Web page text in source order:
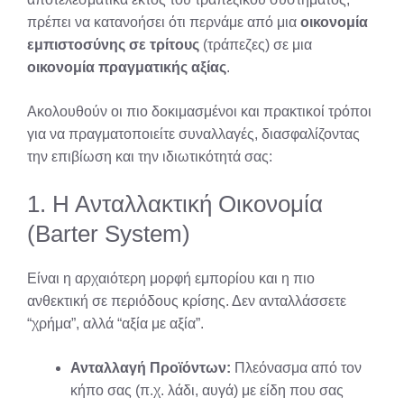
πρέπει να κατανοήσει ότι περνάμε από μια οικονομία
εμπιστοσύνης σε τρίτους (τράπεζες) σε μια
οικονομία πραγματικής αξίας.
Ακολουθούν οι πιο δοκιμασμένοι και πρακτικοί τρόποι
για να πραγματοποιείτε συναλλαγές, διασφαλίζοντας
την επιβίωση και την ιδιωτικότητά σας:
1. Η Ανταλλακτική Οικονομία
(Barter System)
Είναι η αρχαιότερη μορφή εμπορίου και η πιο
ανθεκτική σε περιόδους κρίσης. Δεν ανταλλάσσετε
“χρήμα”, αλλά “αξία με αξία”.
Ανταλλαγή Προϊόντων: Πλεόνασμα από τον
κήπο σας (π.χ. λάδι, αυγά) με είδη που σας